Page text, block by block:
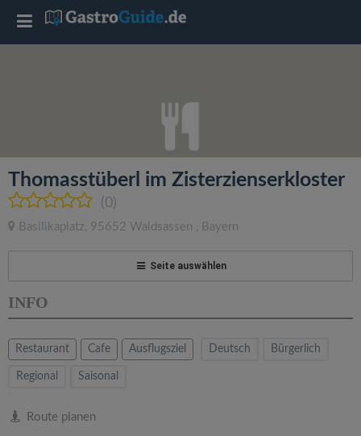
Thomasstüberl im Zisterzienserkloster
(0)
Basilikaplatz, 95652 Waldsassen , Bayern
Seite auswählen
INFO
Restaurant Cafe Ausflugsziel Deutsch Bürgerlich
Regional Saisonal
Route planen
T
l
e
a
v